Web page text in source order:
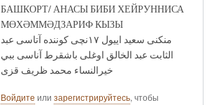
БАШКОРТ/ АНАСЫ БИБИ ХЕЙРУННИСА
МӨХӘММӘДЗАРИФ КЫЗЫ
منكنى سعيد اييول ١٧نچى كوننده آتاسى عبد
الثابت عبد الخالق اوغلى باشقرط آناسى ببي
خيرالنساء محمد ظريف قزى
Войдите или зарегистрируйтесь, чтобы